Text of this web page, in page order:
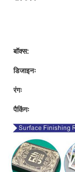
बॉक्स:
डिजाइनः
रंगः
पैकिंगः